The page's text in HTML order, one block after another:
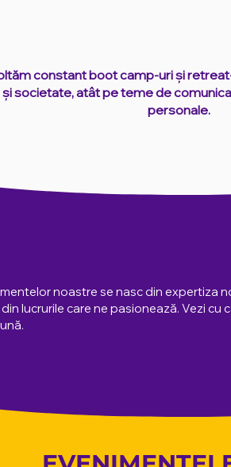
constant boot camp-uri și
societate, atât pe teme de
personale.
noastre se nasc din expertiza
lucrurile care ne pasionează. Vezi cu